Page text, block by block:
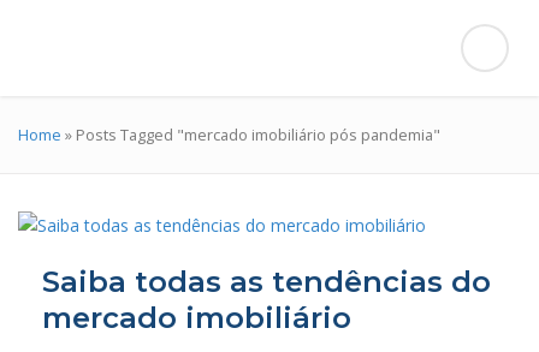
Home » Posts Tagged "mercado imobiliário pós pandemia"
Saiba todas as tendências do
mercado imobiliário